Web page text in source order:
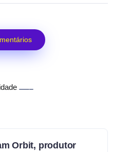
Orbit, produtor